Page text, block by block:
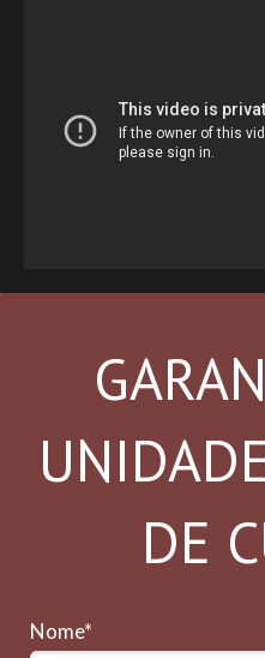
DE
Nome*